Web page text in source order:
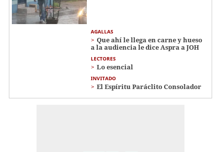
AGALLAS
Que ahí le llega en carne y hueso
a la audiencia le dice Aspra a JOH
LECTORES
Lo esencial
INVITADO
El Espíritu Paráclito Consolador